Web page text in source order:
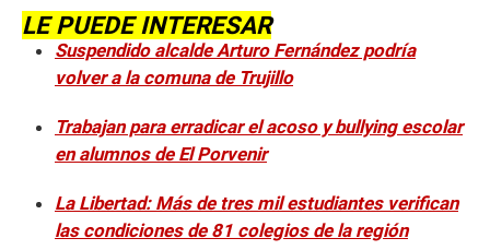
LE PUEDE INTERESAR
Suspendido alcalde Arturo Fernández podría
volver a la comuna de Trujillo
Trabajan para erradicar el acoso y bullying escolar
en alumnos de El Porvenir
La Libertad: Más de tres mil estudiantes verifican
las condiciones de 81 colegios de la región